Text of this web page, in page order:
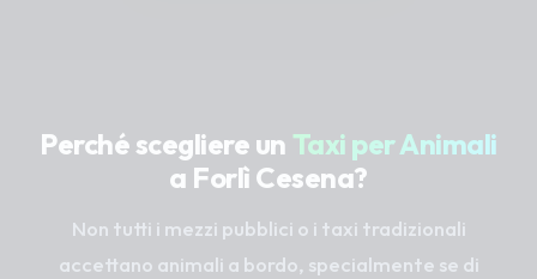
Perché scegliere un Taxi per Animali
a Forlì Cesena?
Non tutti i mezzi pubblici o i taxi tradizionali
accettano animali a bordo, specialmente se di